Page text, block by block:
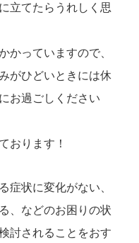
立てたらうれしく思
かっていますので、
がひどいときには休
お過ごしください
おります！
症状に変化がない、
、などのお困りの状
討されることをおす